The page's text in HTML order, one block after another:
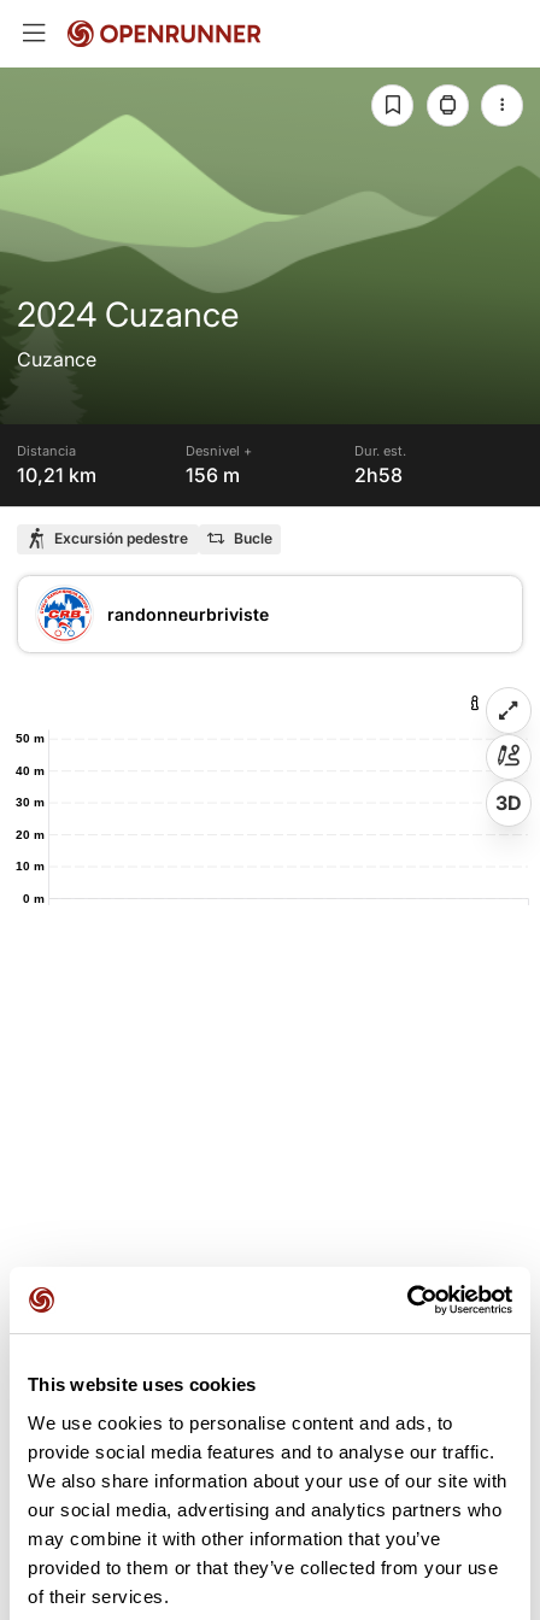
This website uses cookies
We use cookies to personalise content and ads, to
provide social media features and to analyse our traffic.
We also share information about your use of our site with
our social media, advertising and analytics partners who
may combine it with other information that you’ve
provided to them or that they’ve collected from your use
of their services.
2024 Cuzance
Cuzance
Distancia
10,21 km
Desnivel +
156 m
Dur. est.
2h58
Excursión pedestre Bucle
randonneurbriviste
0 m
10 m
20 m
30 m
40 m
50 m
3D
Opiniones de los usuarios
completado? ¡Deja la primera opinión!
Añadir una opinión
Resumen